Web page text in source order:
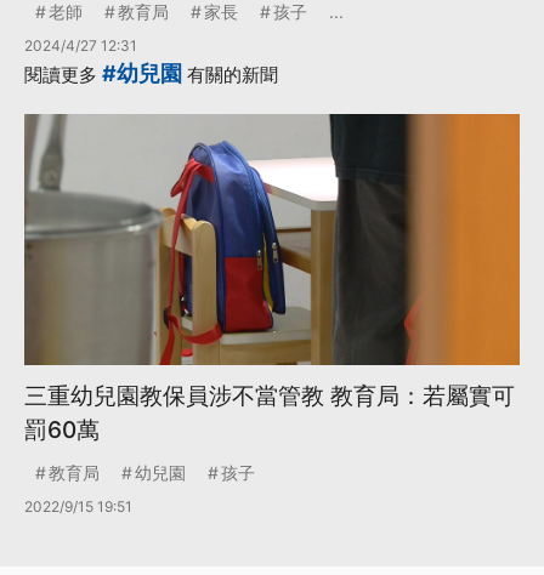
老師 教育局 家長 孩子 ...
2024/4/27 12:31
閱讀更多 #幼兒園 有關的新聞
三重幼兒園教保員涉不當管教 教育局：若屬實可
罰60萬
教育局 幼兒園 孩子
2022/9/15 19:51